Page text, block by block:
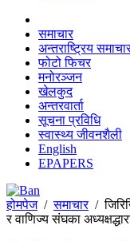
समाचार
अन्तराष्ट्रिय
फोटो फिचर
मनोरञ्जन
खेलकुद
अन्तरवार्ता
सूचना प्रविधि
स्वास्थ्य जीवनशैली
English
EPAPERS
होमपेज/समाचार/
र वाणिज्य संघका